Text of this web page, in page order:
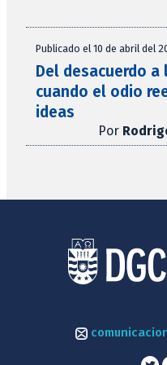
Publicado el 10 de abril del
Del desacuerdo a
cuando el odio
ideas
Por